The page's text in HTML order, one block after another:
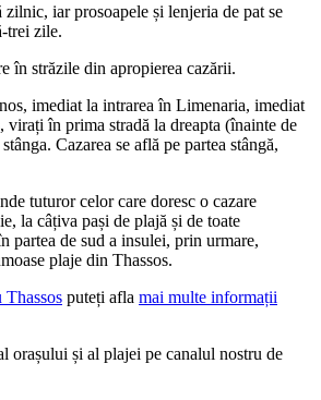
zilnic, iar prosoapele și lenjeria de pat se
trei zile.
în străzile din apropierea cazării.
imediat la intrarea în Limenaria, imediat
virați în prima stradă la dreapta (înainte de
Cazarea se află pe partea stângă,
tuturor celor care doresc o cazare
la câțiva pași de plajă și de toate
partea de sud a insulei, prin urmare,
plaje din Thassos.
puteți afla mai multe informații
orașului și al plajei pe canalul nostru de